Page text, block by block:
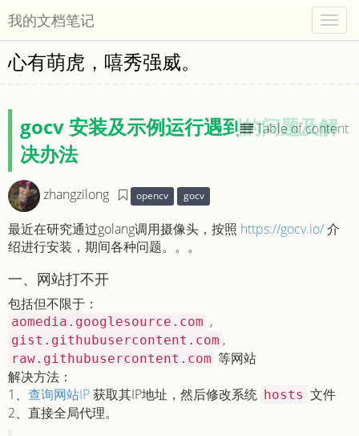
心有萌虎，嘻秀强威。
我的文档笔记
gocv 安装及示例运行遇到的问题及解
决办法
zhangzilong opencv gocv
最近在研究通过golang调用摄像头，按照 https://gocv.io/介
绍进行安装，期间各种问题。。。
一、网站打不开
包括但不限于：
aomedia.googlesource.com ,
gist.githubusercontent.com ,
raw.githubusercontent.com 等网站
解决方法：
1、 查询网站IP获取其IP地址，然后修改系统 hosts 文件
2、直接全局代理。
Table of content